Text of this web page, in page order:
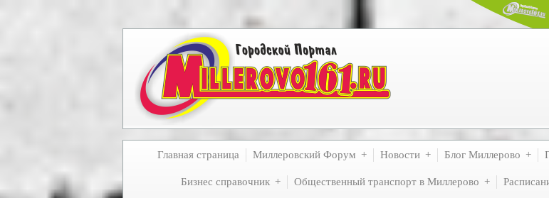
Главная страница Миллеровский Форум Новости Блог Миллерово
Бизнес справочник Общественный транспорт в Миллерово